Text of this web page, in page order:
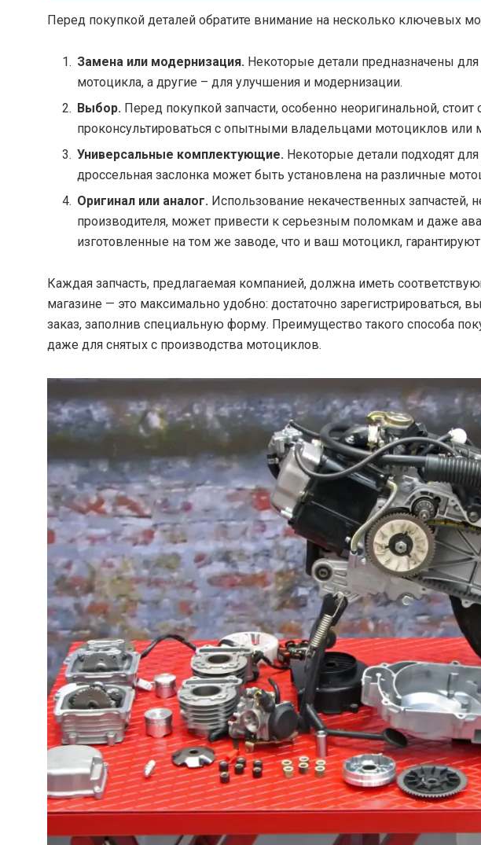
Перед покупкой деталей обратите внимание на несколько ключевых
Замена или модернизация. Некоторые детали предназначены
мотоцикла, а другие – для улучшения и модернизации.
Выбор. Перед покупкой запчасти, особенно неоригинальной,
проконсультироваться с опытными владельцами мотоциклов или
Универсальные комплектующие. Некоторые детали подходят
дроссельная заслонка может быть установлена на различные
Оригинал или аналог. Использование некачественных запчастей,
производителя, может привести к серьезным поломкам и даже
изготовленные на том же заводе, что и ваш мотоцикл,
Каждая запчасть, предлагаемая компанией, должна иметь
магазине — это максимально удобно: достаточно зарегистрироваться,
заказ, заполнив специальную форму. Преимущество такого способа
даже для снятых с производства мотоциклов.